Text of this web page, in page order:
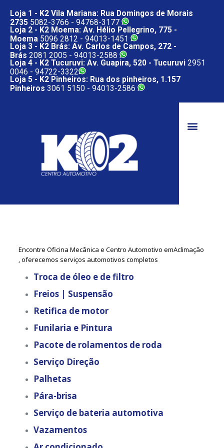
Loja 1 - K2 Vila Mariana: Rua Domingos de Morais
2735 5082-3766 - 94768-3177
Loja 2 - K2 Moema: Av. Hélio Pellegrino, 775 -
Moema 5096 2812 - 94013-1451
Loja 3 - K2 Brás: Av. Carlos de Campos, 272 -
Brás 2081 2005 - 94013-2588
Loja 4 - K2 Tucuruvi: Av. Guapira, 520 - Tucuruvi 2951
0046 - 94722-3322
Loja 5 - K2 Pinheiros: Rua dos pinheiros, 1.157
Pinheiros 3061 5150 - 94013-2586
Encontre Oficina Mecânica e Centro Automotivo emAclimação
, oferecemos serviços automotivos completos
Troca de óleo e de filtro
Freios | Suspensão
Retifica de motor
Funilaria e Pintura
Pacote de rolamentos de roda
Serviço Direção
Palhetas
Pára-brisa
Serviço de bateria automotiva
Vazamentos